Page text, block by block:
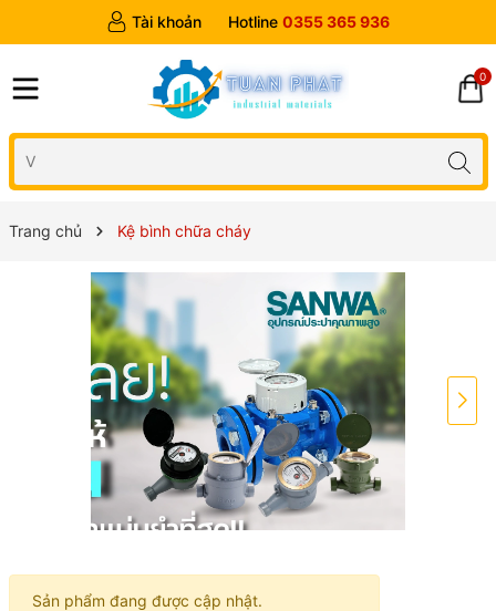
Tài khoản Hotline 0355 365 936
0
Trang chủ Kệ bình chữa cháy
Sản phẩm đang được cập nhật.